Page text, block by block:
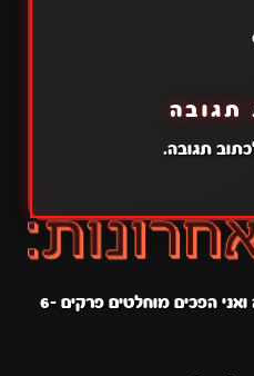
תגובה
תגובה.
אתה ואני הפכים מוחלטים פרקים 6-